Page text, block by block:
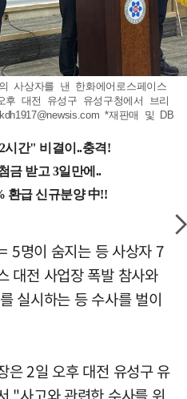
사상자를 낸 한화에어로스페이스
대전 유성구 유성구청에서 브리
kdh1917@newsis.com *재판매 및 DB
5명이 숨지는 등 사상자 7
대전 사업장 폭발 참사와
실시하는 등 수사를 벌이
은 2일 오후 대전 유성구 유